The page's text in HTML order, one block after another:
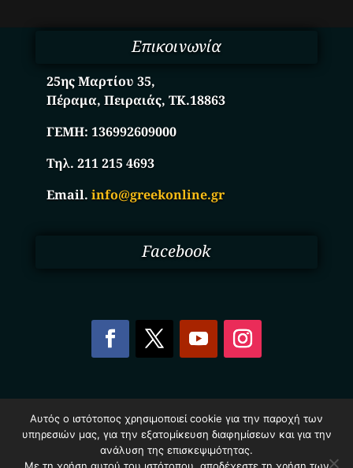
Επικοινωνία
25ης Μαρτίου 35,
Πέραμα, Πειραιάς, ΤΚ.18863
ΓΕΜΗ:136992609000
Τηλ. 211 215 4693
Email.info@greekonline.gr
Facebook
Επιχειρήσεων Ελλάδας – Greekonline.gr. All Rights
Reserved.
Όροι & Προυποθέσεις–Προστασία Προσωπικών
Αυτός ο ιστότοπος χρησιμοποιεί cookie για την παροχή των
υπηρεσιών μας, για την εξατομίκευση διαφημίσεων και για την
ανάλυση της επισκεψιμότητας.